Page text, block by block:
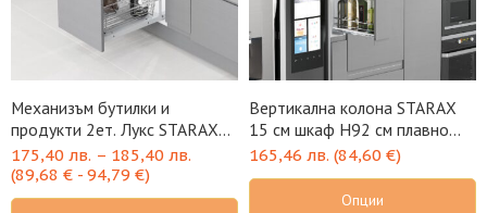
Механизъм бутилки и
продукти 2ет. Лукс STARAX
плавно Grass
175,40 лв. – 185,40 лв.
(89,68 € - 94,79 €)
Вертикална колона STARAX
15 см шкаф H92 см плавно
Blum
165,46 лв. (84,60 €)
Опции